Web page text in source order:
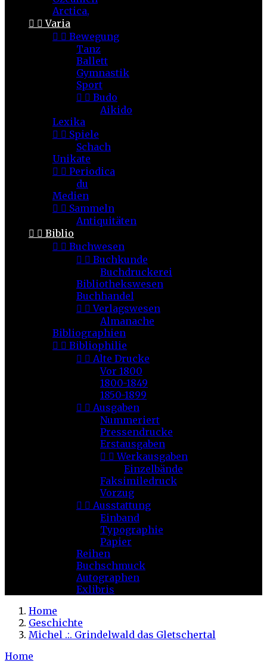
Arctica,
  Varia
  Bewegung
Tanz
Ballett
Gymnastik
Sport
  Budo
Aikido
Lexika
  Spiele
Schach
Unikate
  Periodica
du
Medien
  Sammeln
Antiquitäten
  Biblio
  Buchwesen
  Buchkunde
Buchdruckerei
Bibliothekswesen
Buchhandel
  Verlagswesen
Almanache
Bibliographien
  Bibliophilie
  Alte Drucke
Vor 1800
1800-1849
1850-1899
  Ausgaben
Nummeriert
Pressendrucke
Erstausgaben
  Werkausgaben
Einzelbände
Faksimiledruck
Vorzug
  Ausstattung
Einband
Typographie
Papier
Reihen
Buchschmuck
Autographen
Exlibris
Home
Geschichte
Michel .:. Grindelwald das Gletschertal
Home